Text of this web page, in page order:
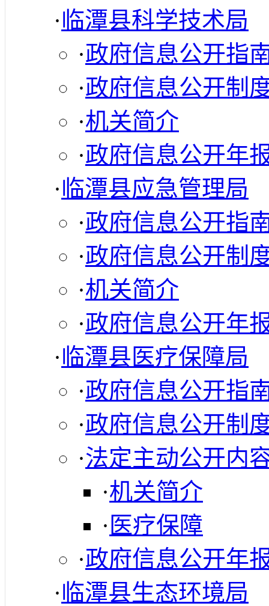
·临潭县科学技术局
·政府信息公开指
·政府信息公开制
·机关简介
·政府信息公开年
·临潭县应急管理局
·政府信息公开指
·政府信息公开制
·机关简介
·政府信息公开年
·临潭县医疗保障局
·政府信息公开指
·政府信息公开制
·法定主动公开内
·机关简介
· 医疗保障
·政府信息公开年
·临潭县生态环境局